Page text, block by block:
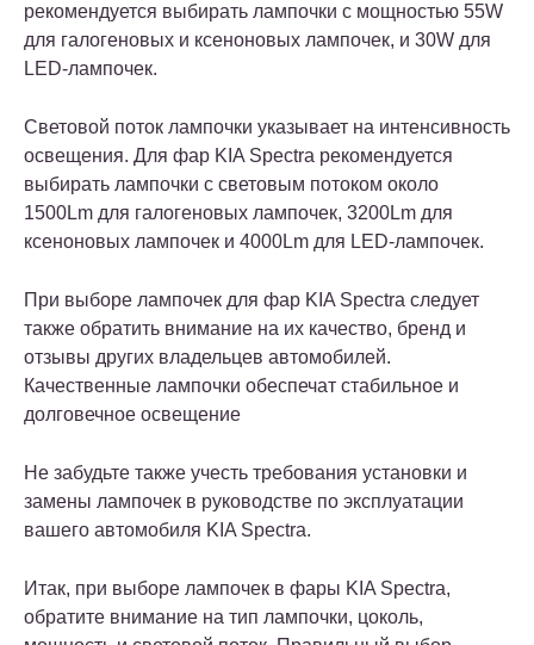
рекомендуется выбирать лампочки с мощностью 55W
для галогеновых и ксеноновых лампочек, и 30W для
LED-лампочек.
Световой поток лампочки указывает на интенсивность
освещения. Для фар KIA Spectra рекомендуется
выбирать лампочки с световым потоком около
1500Lm для галогеновых лампочек, 3200Lm для
ксеноновых лампочек и 4000Lm для LED-лампочек.
При выборе лампочек для фар KIA Spectra следует
также обратить внимание на их качество, бренд и
отзывы других владельцев автомобилей.
Качественные лампочки обеспечат стабильное и
долговечное освещение
Не забудьте также учесть требования установки и
замены лампочек в руководстве по эксплуатации
вашего автомобиля KIA Spectra.
Итак, при выборе лампочек в фары KIA Spectra,
обратите внимание на тип лампочки, цоколь,